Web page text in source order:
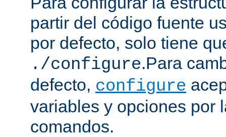
partir del código fuente
por defecto, solo tiene
./configure.Para
defecto, configure
variables y opciones por
comandos.